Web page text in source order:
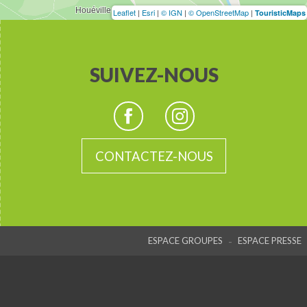
Leaflet | Esri | © IGN | © OpenStreetMap | TouristicMaps
SUIVEZ-NOUS
CONTACTEZ-NOUS
ESPACE GROUPES - ESPACE PRESSE